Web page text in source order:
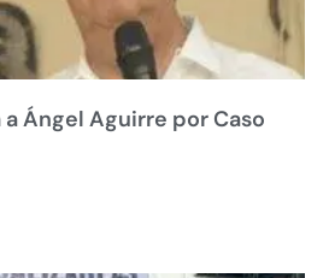
Ángel Aguirre por Caso